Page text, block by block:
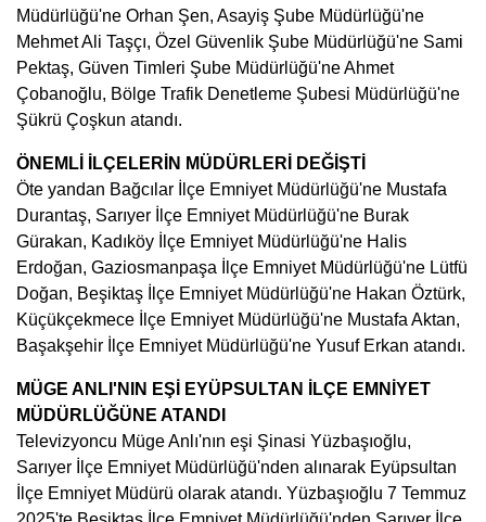
Müdürlüğü'ne Orhan Şen, Asayiş Şube Müdürlüğü'ne
Mehmet Ali Taşçı, Özel Güvenlik Şube Müdürlüğü'ne Sami
Pektaş, Güven Timleri Şube Müdürlüğü'ne Ahmet
Çobanoğlu, Bölge Trafik Denetleme Şubesi Müdürlüğü'ne
Şükrü Çoşkun atandı.
ÖNEMLİ İLÇELERİN MÜDÜRLERİ DEĞİŞTİ
Öte yandan Bağcılar İlçe Emniyet Müdürlüğü'ne Mustafa
Durantaş, Sarıyer İlçe Emniyet Müdürlüğü'ne Burak
Gürakan, Kadıköy İlçe Emniyet Müdürlüğü'ne Halis
Erdoğan, Gaziosmanpaşa İlçe Emniyet Müdürlüğü'ne Lütfü
Doğan, Beşiktaş İlçe Emniyet Müdürlüğü'ne Hakan Öztürk,
Küçükçekmece İlçe Emniyet Müdürlüğü'ne Mustafa Aktan,
Başakşehir İlçe Emniyet Müdürlüğü'ne Yusuf Erkan atandı.
MÜGE ANLI'NIN EŞİ EYÜPSULTAN İLÇE EMNİYET
MÜDÜRLÜĞÜNE ATANDI
Televizyoncu Müge Anlı'nın eşi Şinasi Yüzbaşıoğlu,
Sarıyer İlçe Emniyet Müdürlüğü'nden alınarak Eyüpsultan
İlçe Emniyet Müdürü olarak atandı. Yüzbaşıoğlu 7 Temmuz